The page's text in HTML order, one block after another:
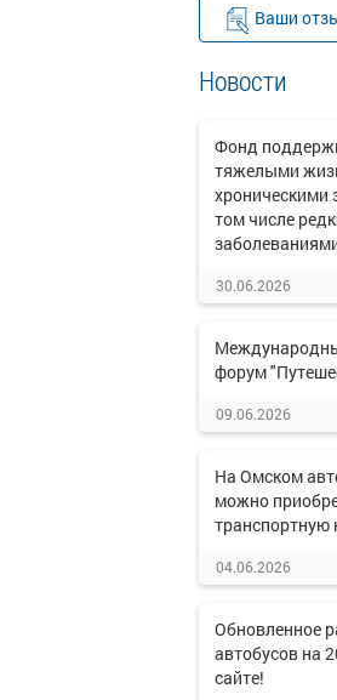
Ваши
Новости
Фонд
тяжелыми
хроническими
том числе
30.06.2026
форум
09.06.2026
На Омском
можно
04.06.2026
Обновленное
автобусов на
сайте!